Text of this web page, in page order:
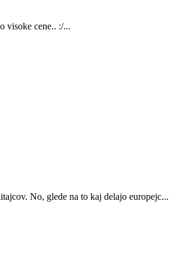
visoke cene.. :/...
No, glede na to kaj delajo europejc...